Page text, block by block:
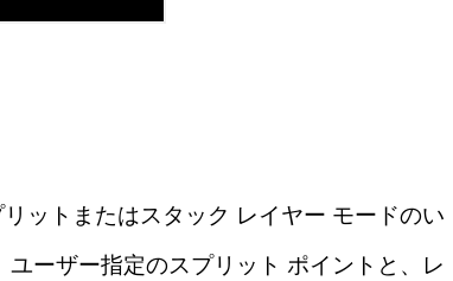
ットまたはスタック レイヤー モードのい
ーザー指定のスプリット ポイントと、レ